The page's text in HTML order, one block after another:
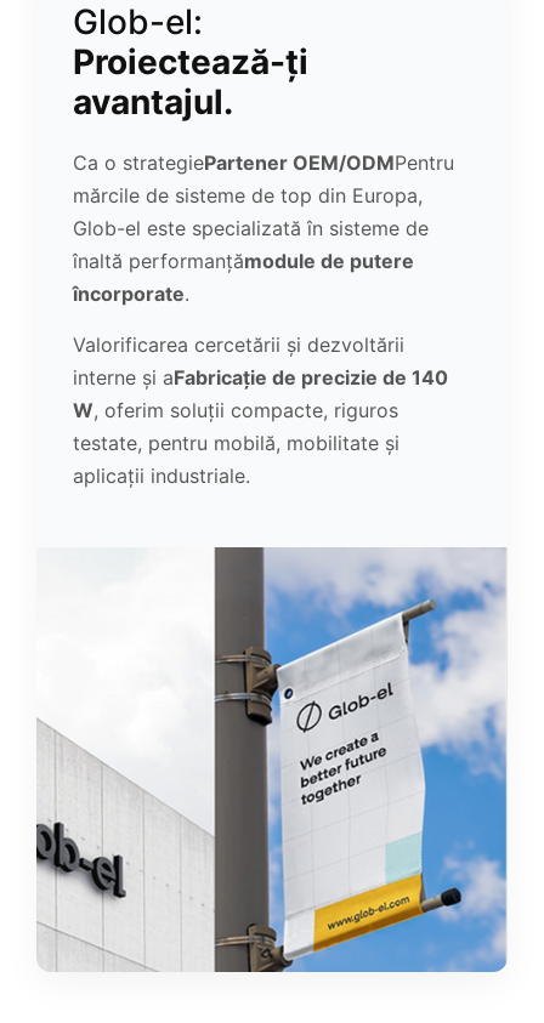
Glob-el:
Proiectează-ți
avantajul.
Ca o strategiePartener OEM/ODMPentru
mărcile de sisteme de top din Europa,
Glob-el este specializată în sisteme de
înaltă performanțămodule de putere
încorporate.
Valorificarea cercetării și dezvoltării
interne și aFabricație de precizie de 140
W, oferim soluții compacte, riguros
testate, pentru mobilă, mobilitate și
aplicații industriale.